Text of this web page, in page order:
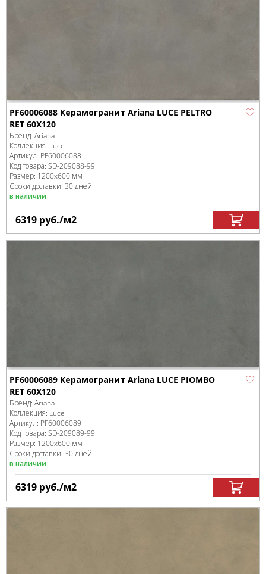
PF60006088 Керамогранит Ariana LUCE PELTRO
RET 60X120
Бренд: Ariana
Коллекция: Luce
Артикул: PF60006088
Код товара: SD-209088-99
Размер: 1200x600 мм
Сроки доставки: 30 дней
в наличии
6319 руб./м2
PF60006089 Керамогранит Ariana LUCE PIOMBO
RET 60X120
Бренд: Ariana
Коллекция: Luce
Артикул: PF60006089
Код товара: SD-209089-99
Размер: 1200x600 мм
Сроки доставки: 30 дней
в наличии
6319 руб./м2